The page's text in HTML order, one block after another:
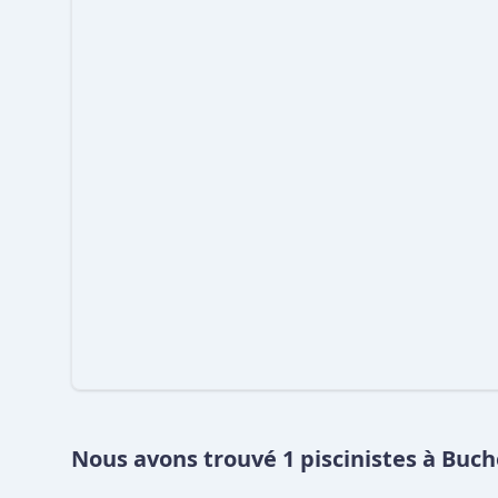
Nous avons trouvé 1 piscinistes à